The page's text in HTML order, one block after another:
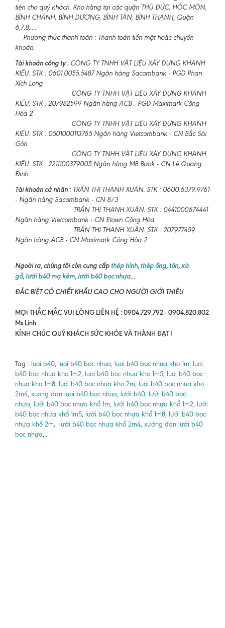
tiện cho quý khách. Kho hàng tại các quận THỦ ĐỨC, HÓC MÔN,
BÌNH CHÁNH, BÌNH DƯƠNG, BÌNH TÂN, BÌNH THẠNH, Quận
6,7,8,....
- Phương thức thanh toán : Thanh toán tiền mặt hoặc chuyển
khoản.
Tài khoản công ty :CÔNG TY TNHH VẬT LIỆU XÂY DỰNG KHANH
KIỀU. STK : 0601.0055.5487 Ngân hàng Sacombank - PGD Phan
Xích Long
CÔNG TY TNHH VẬT LIỆU XÂY DỰNG KHANH
KIỀU. STK : 207982599 Ngân hàng ACB - PGD Maximark Cộng
Hòa 2
CÔNG TY TNHH VẬT LIỆU XÂY DỰNG KHANH
KIỀU. STK : 0501000113765 Ngân hàng Vietcombank - CN Bắc Sài
Gòn
CÔNG TY TNHH VẬT LIỆU XÂY DỰNG KHANH
KIỀU. STK : 2211100379005 Ngân hàng MB Bank - CN Lê Quang
Định
Tài khoản cá nhân :TRẦN THỊ THANH XUÂN. STK : 0600.6379.9761
- Ngân hàng Sacombank - CN 8/3
TRẦN THỊ THANH XUÂN. STK : 0441000674441
Ngân hàng Vietcombank - CN Etown Cộng Hòa
TRẦN THỊ THANH XUÂN. STK : 207977459
Ngân hàng ACB - CN Maximark Cộng Hòa 2
Ngoài ra, chúng tôi còn cung cấp thép hình, thép ống, tôn, xà
gồ, lưới b40 mạ kẽm, lưới b40 bọc nhựa...
ĐẶC BIỆT CÓ CHIẾT KHẤU CAO CHO NGƯỜI GIỚI THIỆU
MỌI THẮC MẮC VUI LÒNG LIÊN HỆ : 0904.729.792 - 0904.820.802
Ms.Linh
KÍNH CHÚC QUÝ KHÁCH SỨC KHỎE VÀ THÀNH ĐẠT !
Tag : luoi b40, luoi b40 boc nhua, luoi b40 boc nhua kho 1m, luoi
b40 boc nhua kho 1m2, luoi b40 boc nhua kho 1m5, luoi b40 boc
nhua kho 1m8, luoi b40 boc nhua kho 2m, luoi b40 boc nhua kho
2m4, xuong dan luoi b40 boc nhua, lưới b40, lưới b40 bọc
nhựa, lưới b40 bọc nhựa khổ 1m, lưới b40 bọc nhựa khổ 1m2, lưới
b40 bọc nhựa khổ 1m5, lưới b40 bọc nhựa khổ 1m8, lưới b40 bọc
nhựa khổ 2m, lưới b40 bọc nhựa khổ 2m4, xưởng đan lưới b40
bọc nhựa,...